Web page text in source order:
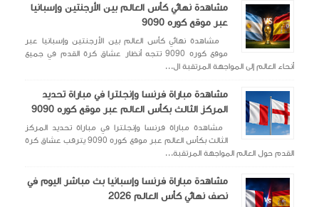
مشاهدة نهائي كأس العالم بين الأرجنتين وإسبانيا
عبر موقع كوره 9090
مشاهدة نهائي كأس العالم بين الأرجنتين وإسبانيا عبر
موقع كوره 9090 تتجه أنظار عشاق كرة القدم في جميع
أنحاء العالم إلى المواجهة المرتقبة ال...
مشاهدة مباراة فرنسا وإنجلترا في مباراة تحديد
المركز الثالث بكأس العالم عبر موقع كوره 9090
مشاهدة مباراة فرنسا وإنجلترا في مباراة تحديد المركز
الثالث بكأس العالم عبر موقع كوره 9090 يترقب عشاق كرة
القدم حول العالم المواجهة المرتقبة...
مشاهدة مباراة فرنسا وإسبانيا بث مباشر اليوم في
نصف نهائي كأس العالم 2026